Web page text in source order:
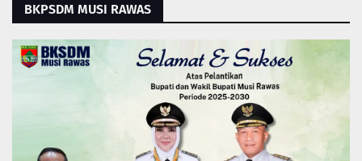
BKPSDM MUSI RAWAS